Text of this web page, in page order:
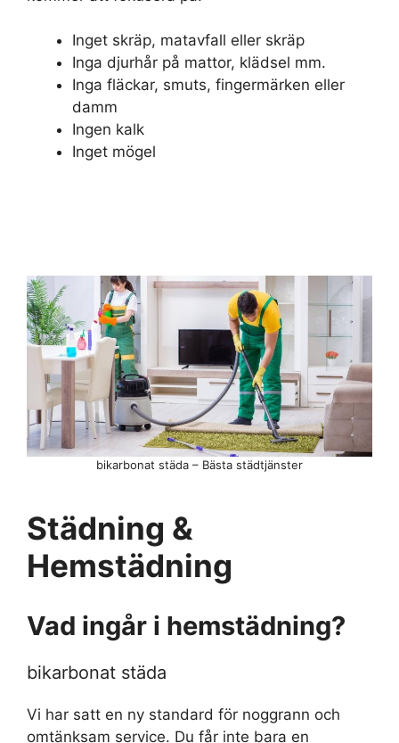
Inget skräp, matavfall eller skräp
Inga djurhår på mattor, klädsel mm.
Inga fläckar, smuts, fingermärken eller
damm
Ingen kalk
Inget mögel
bikarbonat städa – Bästa städtjänster
Städning &
Hemstädning
Vad ingår i hemstädning?
bikarbonat städa
Vi har satt en ny standard för noggrann och
omtänksam service. Du får inte bara en